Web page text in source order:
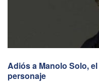
Adiós a Manolo Solo,
personaje